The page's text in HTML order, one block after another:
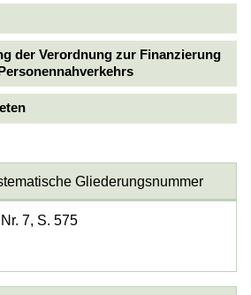
der Verordnung zur Finanzierung
Gliederungsnummer
7, S. 575